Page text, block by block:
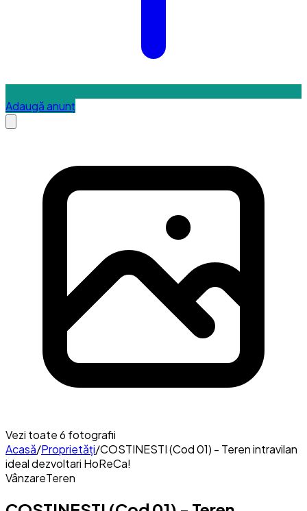
Adaugă anunț
Vezi toate6 fotografii
Acasă/Proprietăți/COSTINESTI (Cod 01) - Teren intravilan
ideal dezvoltari HoReCa!
VânzareTeren